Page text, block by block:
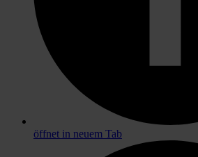
öffnet in neuem Tab